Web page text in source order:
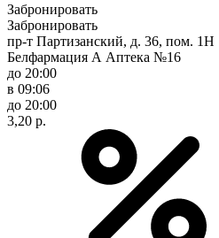
Забронировать
Забронировать
пр-т Партизанский, д. 36, пом. 1Н
Белфармация А Аптека №16
до 20:00
в 09:06
до 20:00
3,20 р.